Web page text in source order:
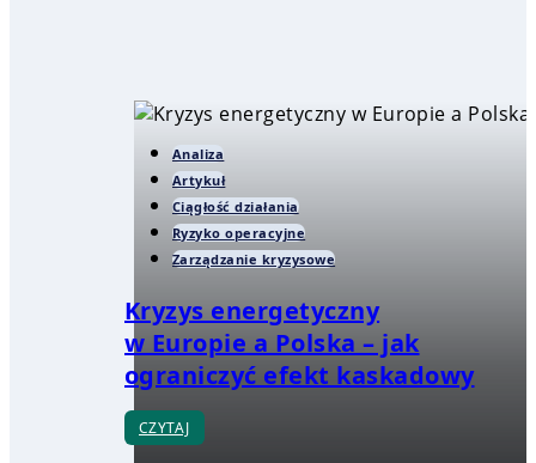
Analiza
Artykuł
Ciągłość działania
Ryzyko operacyjne
Zarządzanie kryzysowe
Kryzys energetyczny
w Europie a Polska – jak
ograniczyć efekt kaskadowy
CZYTAJ